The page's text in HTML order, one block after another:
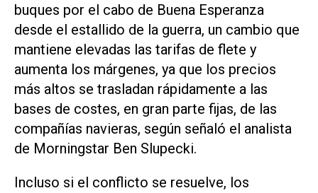
buques por el cabo de Buena Esperanza
desde el estallido de la guerra, un cambio que
mantiene elevadas las tarifas de flete y
aumenta los márgenes, ya que los precios
más altos se trasladan rápidamente a las
bases de costes, en ‌gran parte fijas, de las
compañías navieras, según señaló el analista
de Morningstar Ben Slupecki.
Incluso si el conflicto se resuelve, los